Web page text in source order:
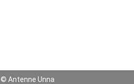
© Antenne Unna